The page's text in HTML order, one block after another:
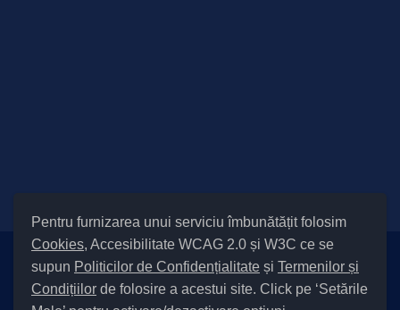
Pentru furnizarea unui serviciu îmbunătățit folosim
Cookies, Accesibilitate WCAG 2.0 și W3C ce se
supun Politicilor de Confidențialitate și Termenilor și
Condițiilor de folosire a acestui site. Click pe ‘Setările
Setări Cookies și Accesibilitate
Informare cu privire la prelucrarea datelor|Politică de utilizare